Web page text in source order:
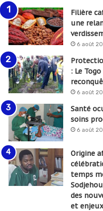
Filière
une
6 août
: Le
6 août
Santé
soins
6 août
Origine
temps
des
et